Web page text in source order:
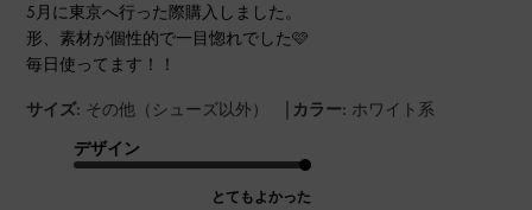
5月に東京へ行った際購入しました。
形、素材が個性的で一目惚れでした🩷
毎日使ってます！！
サイズ: その他（シューズ以外） | カラー: ホワイト系
デザイン
とてもよかった